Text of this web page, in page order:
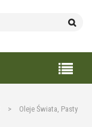
>
Oleje Świata, Pasty